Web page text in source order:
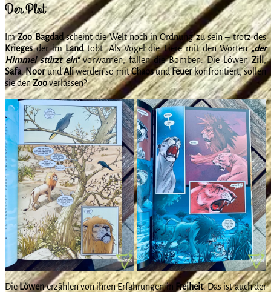
Der Plot
ImZoo Bagdadscheint die Welt noch in Ordnung zu sein – trotz des
Kriegesder im Landtobt. Als Vögel die Tiere mit den Worten„der
Himmel stürzt ein“vorwarnen, fallen die Bomben. Die LöwenZill,
Safa,NoorundAliwerden so mitChaosundFeuerkonfrontiert, sollen
sie denZooverlassen?
DieLöwenerzählen von ihren Erfahrungen in Freiheit. Das ist auch der